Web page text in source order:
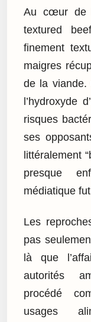
Au cœur de
textured
finement
maigres
de la viande.
l’hydroxyde
risques
ses
littéralement
presque
médiatique
Les
pas
là que
autorités
procédé
usages